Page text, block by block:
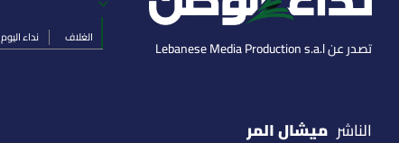
تصدر عن Lebanese Media Production s.a.l
الغلاف نداء اليوم
الناشر ميشال المر